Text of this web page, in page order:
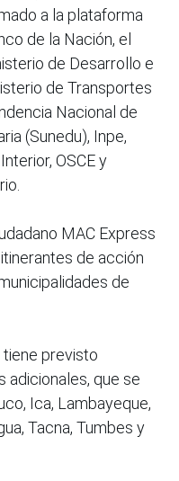
a la plataforma
de la Nación, el
de Desarrollo e
de Transportes
Nacional de
(Sunedu), Inpe,
OSCE y
MAC Express
de acción
de
tiene previsto
adicionales, que se
Ica, Lambayeque,
Tacna, Tumbes y